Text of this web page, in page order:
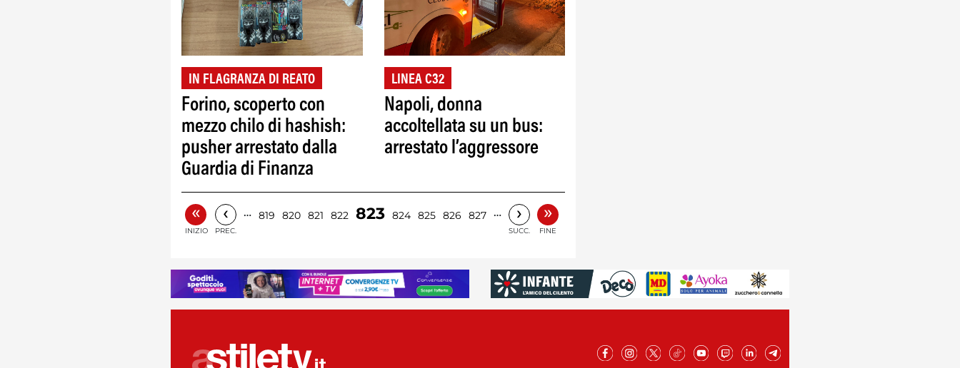
IN FLAGRANZA DI REATO
Forino, scoperto con
mezzo chilo di hashish:
pusher arrestato dalla
Guardia di Finanza
LINEA C32
Napoli, donna
accoltellata su un bus:
arrestato l’aggressore
«
INIZIO
‹
PREC.
… 819 820 821 822 823 824 825 826 827 … ›
SUCC.
»
FINE